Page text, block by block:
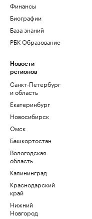
Финансы
Биографии
База знаний
РБК Образование
Новости
регионов
Санкт-Петербург
и область
Екатеринбург
Новосибирск
Омск
Башкортостан
Вологодская
область
Калининград
Краснодарский
край
Нижний
Новгород